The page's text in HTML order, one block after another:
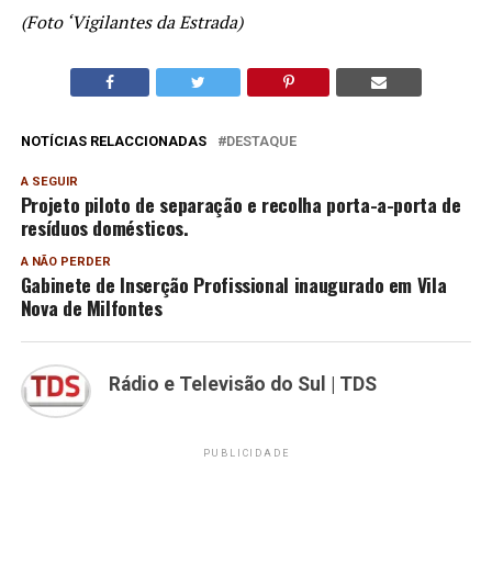
(Foto ‘Vigilantes da Estrada)
NOTÍCIAS RELACCIONADAS DESTAQUE
A SEGUIR
Projeto piloto de separação e recolha porta-a-porta de
resíduos domésticos.
A NÃO PERDER
Gabinete de Inserção Profissional inaugurado em Vila
Nova de Milfontes
Rádio e Televisão do Sul | TDS
PUBLICIDADE